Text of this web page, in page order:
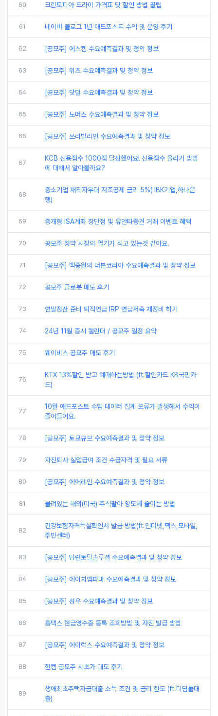
60 크린토피아 드라이 가격표 및 할인 방법 꿀팁
61 네이버 블로그 1년 애드포스트 수익 및 운영 후기
62 [공모주] 에스켐 수요예측결과 및 청약 정보
63 [공모주] 위츠 수요예측결과 및 청약 정보
64 [공모주] 닷밀 수요예측결과 및 청약 정보
65 [공모주] 노머스 수요예측결과 및 청약 정보
66 [공모주] 쓰리빌리언 수요예측결과 및 청약 정보
67
KCB 신용점수 1000점 달성했어요! 신용점수 올리기 방법
에 대해서 알아볼까요?
68
중소기업 재직자우대 저축공제 금리 5%( IBK기업,하나은
행)
69 중개형 ISA계좌 장단점 및 유안타증권 거래 이벤트 혜택
70 공모주 청약 시장의 열기가 식고 있는것 같아요.
71 [공모주] 백종원의 더본코리아 수요예측결과 및 청약 정보
72 공모주 클로봇 매도 후기
73 연말정산 준비 퇴직연금 IRP 연금저축 재정비 하기
74 24년 11월 증시 캘린더 / 공모주 일정 요약
75 웨이비스 공모주 매도 후기
76
KTX 13%할인 받고 예매하는방법 (ft.할인카드 KB국민카
드)
77
10월 애드포스트 수입 데이터 집계 오류가 발생해서 수익이
줄어들어요.
78 [공모주] 토모큐브 수요예측결과 및 청약 정보
79 자진퇴사 실업급여 조건 수급자격 및 필요 서류
80 [공모주] 에어레인 수요예측결과 및 청약 정보
81 물려있는 해외(미국) 주식팔아 양도세 줄이는 방법
82
건강보험자격득실확인서 발급 방법(ft.인터넷,팩스,모바일,
주민센터)
83 [공모주] 탑런토탈솔루션 수요예측결과 및 청약 정보
84 [공모주] 에이치엠파마 수요예측결과 및 청약 정보
85 [공모주] 성우 수요예측결과 및 청약 정보
86 홈택스 현금영수증 등록 조회방법 및 자진 발급 방법
87 [공모주] 에이럭스 수요예측결과 및 청약 정보
88 한켐 공모주 시초가 매도 후기
89
생애최초주택자금대출 소득 조건 및 금리 한도 (ft.디딤돌대
출)